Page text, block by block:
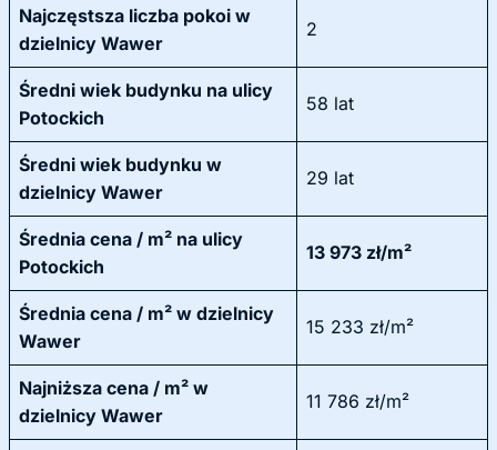
Najczęstsza liczba pokoi w
dzielnicy Wawer
2
Średni wiek budynku na ulicy
Potockich
58 lat
Średni wiek budynku w
dzielnicy Wawer
29 lat
Średnia cena / m² na ulicy
Potockich
13 973 zł/m²
Średnia cena / m² w dzielnicy
Wawer
15 233 zł/m²
Najniższa cena / m² w
dzielnicy Wawer
11 786 zł/m²